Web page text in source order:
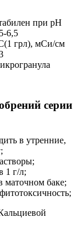
при pH
6,5
грл), мСи/см
серии
в утренние,
1 г/л;
маточном баке;